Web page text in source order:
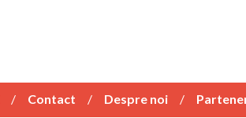
Contact Despre noi